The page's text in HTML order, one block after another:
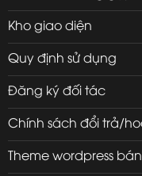
Kho giao diện
Quy định sử dụng
Đăng ký đối tác
Chính sách đổi trả/
Theme wordpress